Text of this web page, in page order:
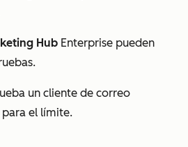
Hub Enterprise pueden
un cliente de correo
el límite.